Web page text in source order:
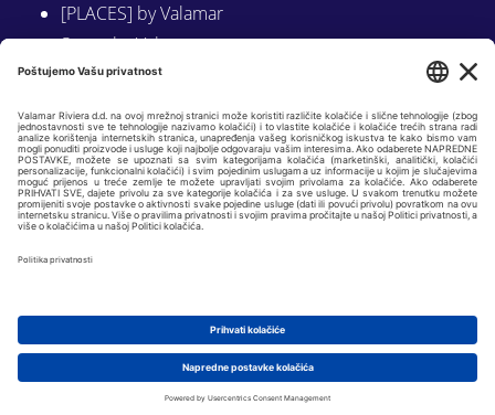
[PLACES] by Valamar
Sunny by Valamar
Valamar Camping
Istraži na Valamar.com
Slijedite nas na:
Copyright © 2026 Valamar Riviera d.d. |Osnovni podaci|GDPR i politike
| Web byKADEI 360|Postavke kolačića